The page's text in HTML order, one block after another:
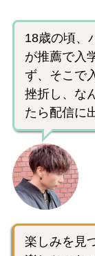
18歳の頃、
が推薦で入
ず、そこで
挫折し、な
たら配信に
楽しみを見